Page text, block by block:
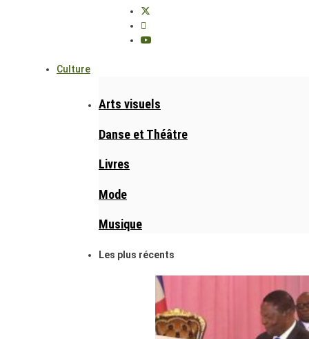
Culture
Arts visuels
Danse et Théâtre
Livres
Mode
Musique
Les plus récents